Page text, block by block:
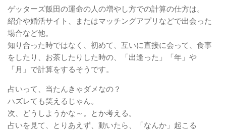
ゲッターズ飯田の運命の人の増やし方での計算の仕方は。
紹介や婚活サイト、またはマッチングアプリなどで出会った
場合など他。
知り合った時ではなく、初めて、互いに直接に会って、食事
をしたり、お茶したりした時の、「出逢った」「年」や
「月」で計算をするそうです。
占いって、当たんきゃダメなの？
ハズレても笑えるじゃん。
次、どうしようかな～。とか考える。
占いを見て、とりあえず、動いたら、「なんか」起こる